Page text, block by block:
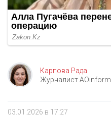
Карпова Рада
Журналист AOinform
03.01.2026 в 17:27